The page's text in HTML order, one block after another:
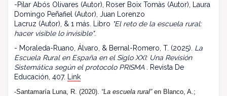
-Pilar Abós Olivares (Autor), Roser Boix Tomàs (Autor), Laura
Domingo Peñafiel (Autor), Juan Lorenzo
Lacruz (Autor), & 1 más. Libro "El reto de la escuela rural:
hacer visible lo invisible".
- Moraleda-Ruano, Álvaro, & Bernal-Romero, T. (2025). La
Escuela Rural en España en el Siglo XXI: Una Revisión
Sistemática según el protocolo PRISMA . Revista De
Educación, 407.
Link
-Santamaría Luna, R. (2020). “La escuela rural”en Blanco, A.;